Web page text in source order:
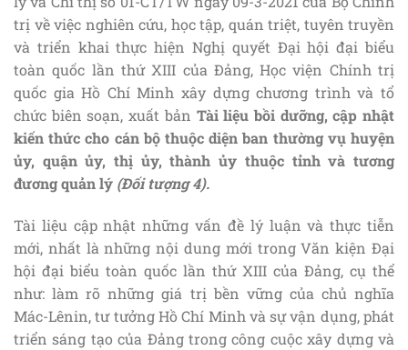
trị về việc nghiên cứu, học tập, quán triệt, tuyên truyền
và triển khai thực hiện Nghị quyết Đại hội đại biểu
toàn quốc lần thứ XIII của Đảng, Học viện Chính trị
quốc gia Hồ Chí Minh xây dựng chương trình và tổ
chức biên soạn, xuất bản Tài liệu bồi dưỡng, cập nhật
kiến thức cho cán bộ thuộc diện ban thường vụ huyện
ủy, quận ủy, thị ủy, thành ủy thuộc tỉnh và tương
đương quản lý (Đối tượng 4).
Tài liệu cập nhật những vấn đề lý luận và thực tiễn
mới, nhất là những nội dung mới trong Văn kiện Đại
hội đại biểu toàn quốc lần thứ XIII của Đảng, cụ thể
như: làm rõ những giá trị bền vững của chủ nghĩa
Mác-Lênin, tư tưởng Hồ Chí Minh và sự vận dụng, phát
triển sáng tạo của Đảng trong công cuộc xây dựng và